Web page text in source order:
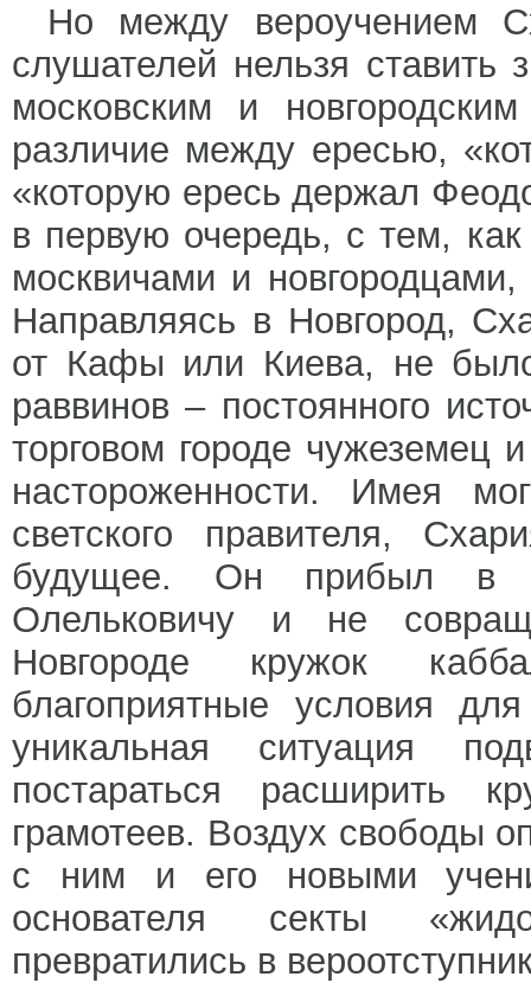
Но между вероучением
слушателей нельзя ставить
московским и
различие между ересью,
«которую ересь держал
в первую очередь, с тем,
москвичами и
Направляясь в Новгород,
от Кафы или Киева, не
раввинов – постоянного
торговом городе чужеземец
настороженности. Имея
светского правителя,
будущее. Он прибыл в
Олельковичу и не
Новгороде кружок
благоприятные условия
уникальная ситуация
постараться расширить
грамотеев. Воздух свободы
с ним и его новыми
основателя секты
превратились в